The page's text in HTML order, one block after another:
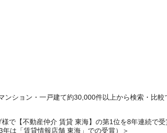
ション・一戸建て約30,000件以上から検索・比較
で【不動産仲介 賃貸 東海】の第1位を8年連続
は「賃貸情報店舗 東海」での受賞）＞